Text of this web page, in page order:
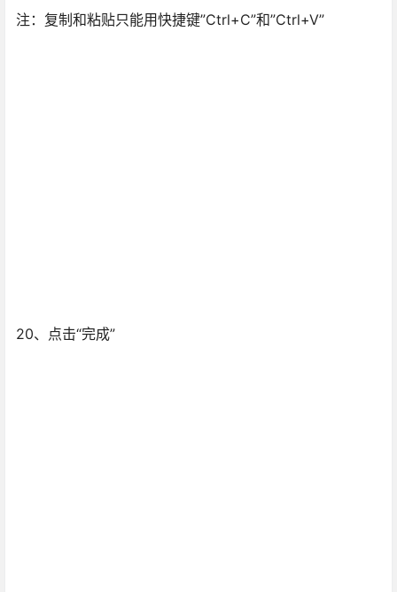
注：复制和粘贴只能用快捷键”Ctrl+C”和”Ctrl+V”
20、点击“完成”